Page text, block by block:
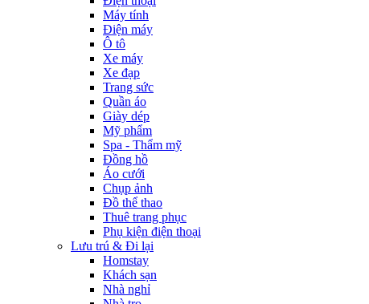
Máy tính
Điện máy
Ô tô
Xe máy
Xe đạp
Trang sức
Quần áo
Giày dép
Mỹ phẩm
Spa - Thẩm mỹ
Đồng hồ
Áo cưới
Chụp ảnh
Đồ thể thao
Thuê trang phục
Phụ kiện điện thoại
Lưu trú & Đi lại
Homstay
Khách sạn
Nhà nghỉ